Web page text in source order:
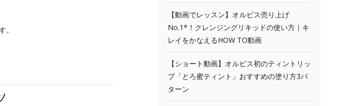
。
【動画でレッスン】オルビス売り上げ
No.1*！クレンジングリキッドの使い方｜キ
レイをかなえるHOW TO動画
【ショート動画】オルビス初のティントリッ
プ「とろ蜜ティント」おすすめの塗り方3パ
ターン